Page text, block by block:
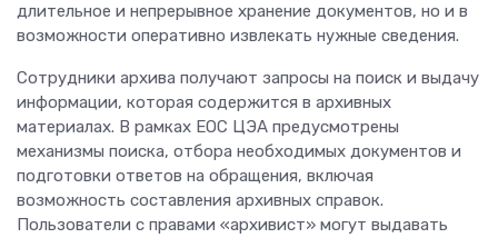
длительное и непрерывное хранение документов, но и в
возможности оперативно извлекать нужные сведения.
Сотрудники архива получают запросы на поиск и выдачу
информации, которая содержится в архивных
материалах. В рамках ЕОС ЦЭА предусмотрены
механизмы поиска, отбора необходимых документов и
подготовки ответов на обращения, включая
возможность составления архивных справок.
Пользователи с правами «архивист» могут выдавать